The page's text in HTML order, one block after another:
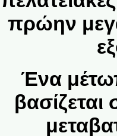
πρώην
Ένα
βασίζεται